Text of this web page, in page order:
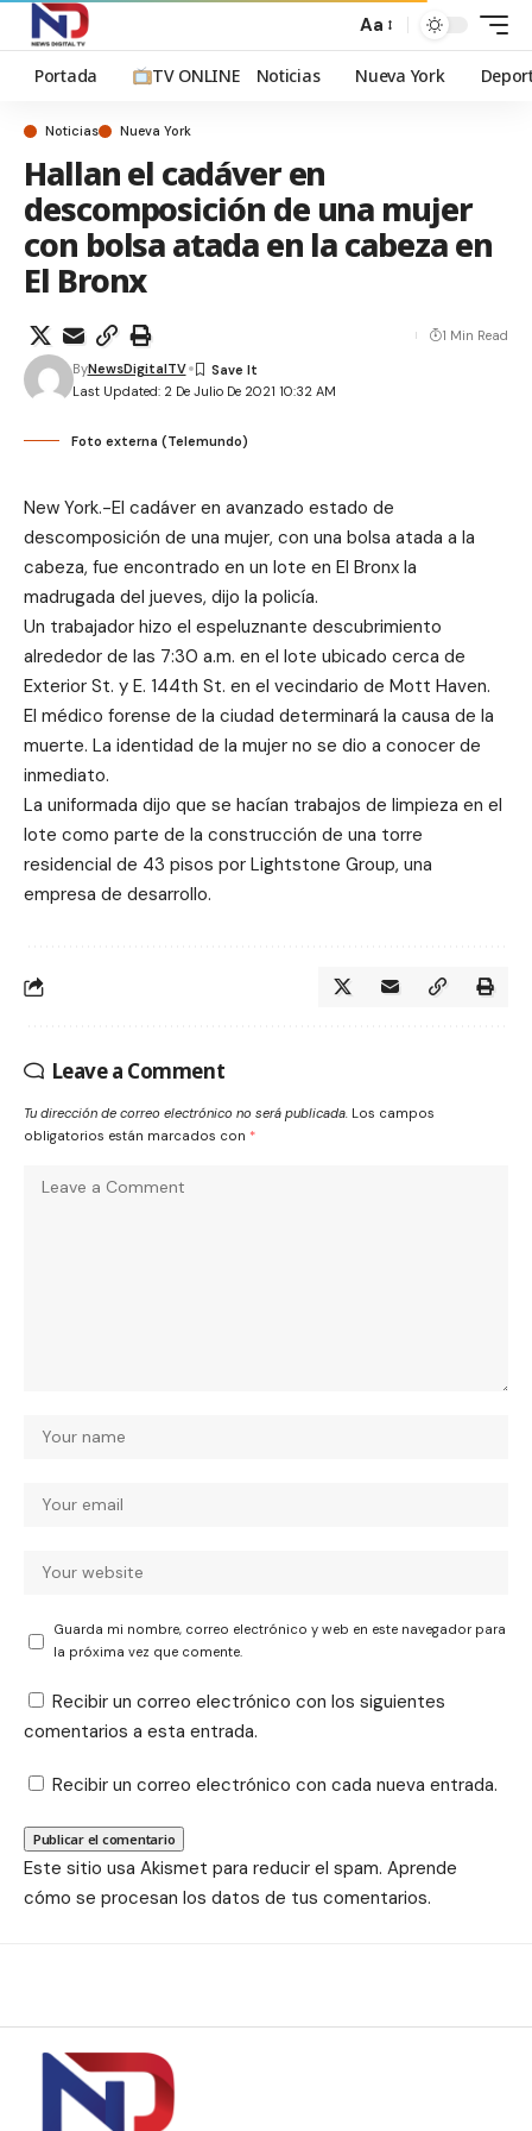
Aa
Portada TV ONLINE Noticias Nueva York
Noticias Nueva York
Hallan el cadáver en
descomposición de una mujer
con bolsa atada en la cabeza en
El Bronx
Last Updated: 2 De Julio De 2021 10:32 AM
ByNewsDigitalTV
1 Min Read
Foto externa (Telemundo)
New York.-El cadáver en avanzado estado de
descomposición de una mujer, con una bolsa atada a la
cabeza, fue encontrado en un lote en El Bronx la
madrugada del jueves, dijo la policía.
Un trabajador hizo el espeluznante descubrimiento
alrededor de las 7:30 a.m. en el lote ubicado cerca de
Exterior St. y E. 144th St. en el vecindario de Mott Haven.
El médico forense de la ciudad determinará la causa de la
muerte. La identidad de la mujer no se dio a conocer de
inmediato.
La uniformada dijo que se hacían trabajos de limpieza en el
lote como parte de la construcción de una torre
residencial de 43 pisos por Lightstone Group, una
empresa de desarrollo.
Leave a Comment
Tu dirección de correo electrónico no será publicada. Los campos
obligatorios están marcados con *
Guarda mi nombre, correo electrónico y web en este navegador para
la próxima vez que comente.
Recibir un correo electrónico con los siguientes
comentarios a esta entrada.
Recibir un correo electrónico con cada nueva entrada.
Este sitio usa Akismet para reducir el spam. Aprende
cómo se procesan los datos de tus comentarios.